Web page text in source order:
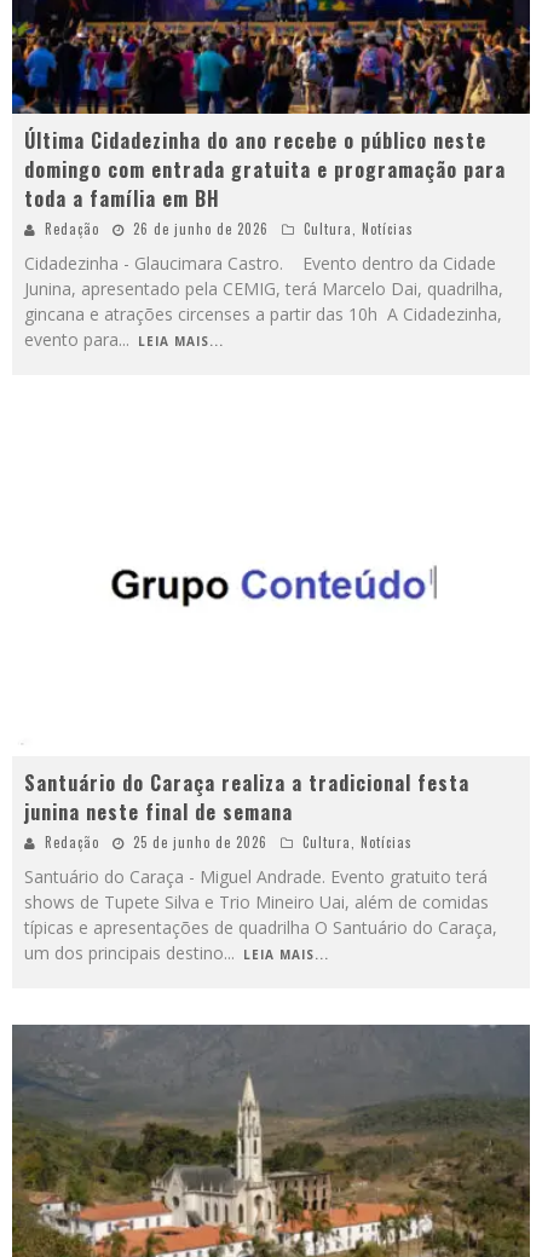
Última Cidadezinha do ano recebe o público neste
domingo com entrada gratuita e programação para
toda a família em BH
Redação 26 de junho de 2026 Cultura Notícias
Cidadezinha - Glaucimara Castro. Evento dentro da Cidade
Junina, apresentado pela CEMIG, terá Marcelo Dai, quadrilha,
gincana e atrações circenses a partir das 10h A Cidadezinha,
evento para... LEIA MAIS...
Santuário do Caraça realiza a tradicional festa
junina neste final de semana
Redação 25 de junho de 2026 Cultura, Notícias
Santuário do Caraça - Miguel Andrade. Evento gratuito terá
shows de Tupete Silva e Trio Mineiro Uai, além de comidas
típicas e apresentações de quadrilha O Santuário do Caraça,
um dos principais destino... LEIA MAIS...